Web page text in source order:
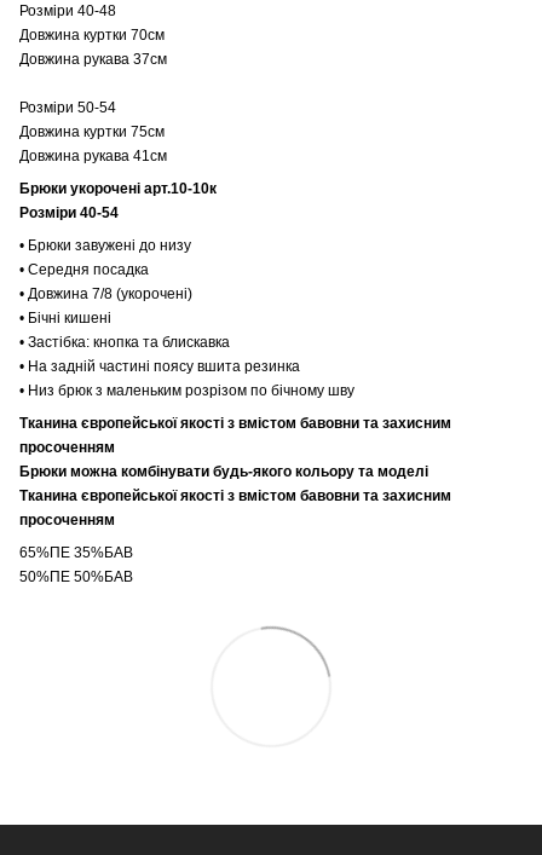
Розміри 40-48
Довжина куртки 70см
Довжина рукава 37см
Розміри 50-54
Довжина куртки 75см
Довжина рукава 41см
Брюки укорочені арт.10-10к
Розміри 40-54
• Брюки завужені до низу
• Середня посадка
• Довжина 7/8 (укорочені)
• Бічні кишені
• Застібка: кнопка та блискавка
• На задній частині поясу вшита резинка
• Низ брюк з маленьким розрізом по бічному шву
Тканина європейської якості з вмістом бавовни та захисним
просоченням
Брюки можна комбінувати будь-якого кольору та моделі
Тканина європейської якості з вмістом бавовни та захисним
просоченням
65%ПЕ 35%БАВ
50%ПЕ 50%БАВ